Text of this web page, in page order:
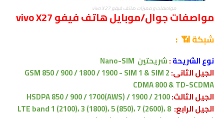
مواصفات و مميزات هاتف فيفو vivo X27
مواصفات جوال/موبايل هاتف فيفو vivo X27
شبكة 📶 :
نوع الشريحة:شريحتين Nano-SIM
الجيل الثانى:GSM 850 / 900 / 1800 / 1900 - SIM 1 & SIM 2
CDMA 800 & TD-SCDMA
الجيل الثالث:HSDPA 850 / 900 / 1700(AWS) / 1900 / 2100
الجيل الرابع: LTE band 1 (2100)، 3 (1800)، 5 (850)، 7 (2600)، 8